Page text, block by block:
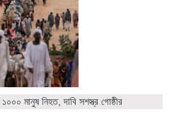
মানুষ নিহত, দাবি সশস্ত্র গোষ্ঠীর